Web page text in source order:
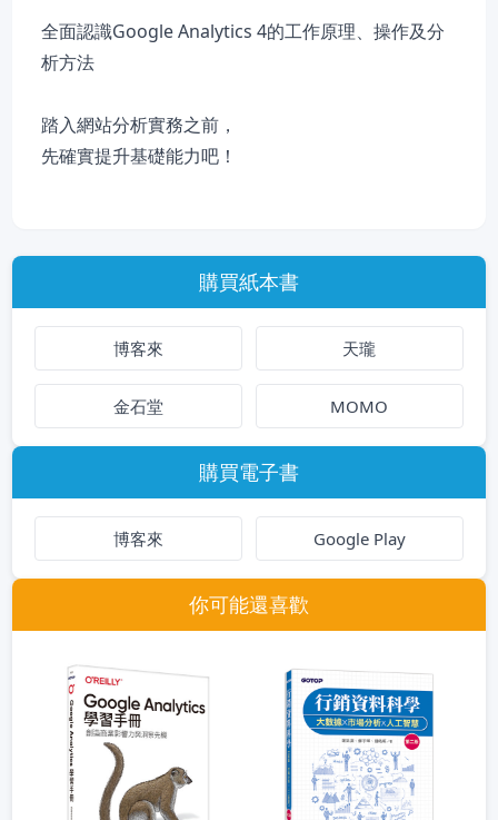
全面認識Google Analytics 4的工作原理、操作及分
析方法
踏入網站分析實務之前，
先確實提升基礎能力吧！
購買紙本書
博客來 天瓏
金石堂 MOMO
購買電子書
博客來 Google Play
你可能還喜歡